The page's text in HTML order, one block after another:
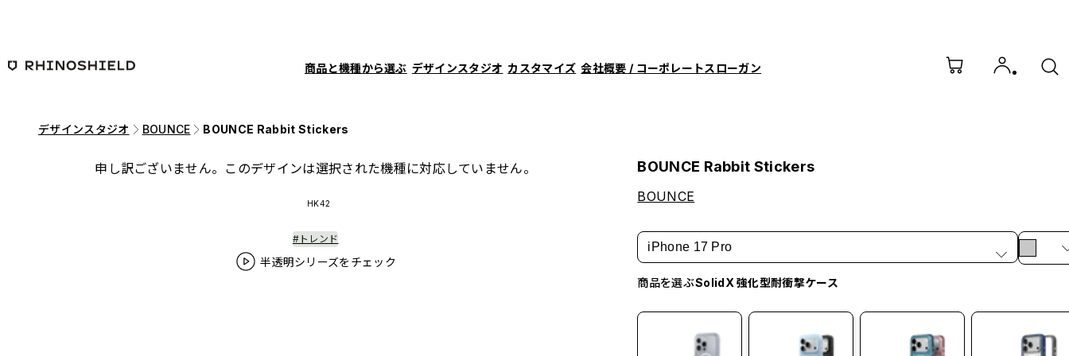
商品と機種から選ぶ デザインスタジオ カスタマイズ 会社概要 / コーポレートスローガン
デザインスタジオ BOUNCE BOUNCE Rabbit Stickers
申し訳ございません。このデザインは選択された機種に対応していません。
HK42
#トレンド
半透明シリーズをチェック
BOUNCE Rabbit Stickers
BOUNCE
iPhone 17 Pro
商品を選ぶSolidX 強化型耐衝撃ケース